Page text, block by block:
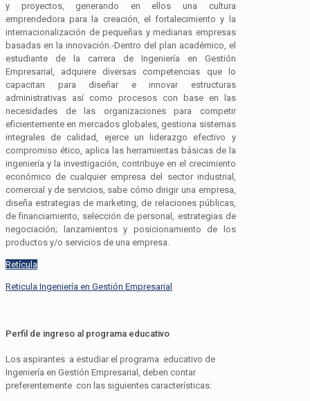
y proyectos, generando en ellos una cultura
emprendedora para la creación, el fortalecimiento y la
internacionalización de pequeñas y medianas empresas
basadas en la innovación.-Dentro del plan académico, el
estudiante de la carrera de Ingeniería en Gestión
Empresarial, adquiere diversas competencias que lo
capacitan para diseñar e innovar estructuras
administrativas así como procesos con base en las
necesidades de las organizaciones para competir
eficientemente en mercados globales, gestiona sistemas
integrales de calidad, ejerce un liderazgo efectivo y
compromiso ético, aplica las herramientas básicas de la
ingeniería y la investigación, contribuye en el crecimiento
económico de cualquier empresa del sector industrial,
comercial y de servicios, sabe cómo dirigir una empresa,
diseña estrategias de marketing, de relaciones públicas,
de financiamiento, selección de personal, estrategias de
negociación; lanzamientos y posicionamiento de los
productos y/o servicios de una empresa.
Retícula
Reticula Ingeniería en Gestión Empresarial
Perfil de ingreso al programa educativo
Los aspirantes a estudiar el programa educativo de
Ingeniería en Gestión Empresarial, deben contar
preferentemente con las siguientes características: